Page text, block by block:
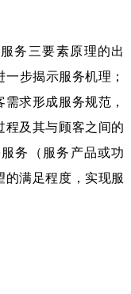
务三要素原理的出
步揭示服务机理；
求形成服务规范，
及其与顾客之间的
务（服务产品或功
满足程度，实现服